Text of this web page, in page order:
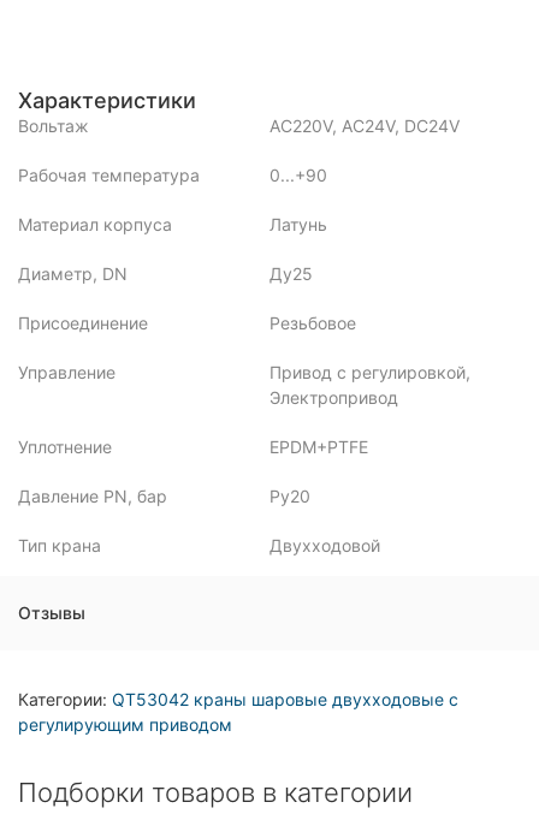
Характеристики
Вольтаж AC220V, AC24V, DC24V
Рабочая температура 0...+90
Материал корпуса Латунь
Диаметр, DN Ду25
Присоединение Резьбовое
Управление
Привод с регулировкой,
Электропривод
Уплотнение EPDM+PTFE
Давление PN, бар Ру20
Тип крана Двухходовой
Отзывы
Категории: QT53042 краны шаровые двухходовые с
регулирующим приводом
Подборки товаров в категории